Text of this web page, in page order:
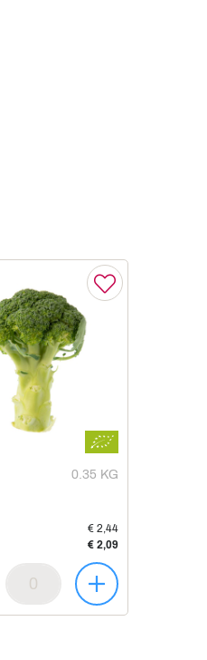
0.35 KG
€ 2,44
€ 2,09